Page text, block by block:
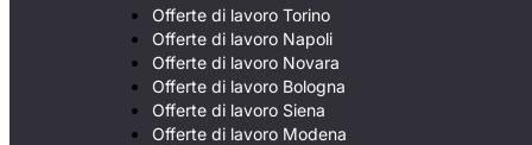
Offerte di lavoro Torino
Offerte di lavoro Napoli
Offerte di lavoro Novara
Offerte di lavoro Bologna
Offerte di lavoro Siena
Offerte di lavoro Modena